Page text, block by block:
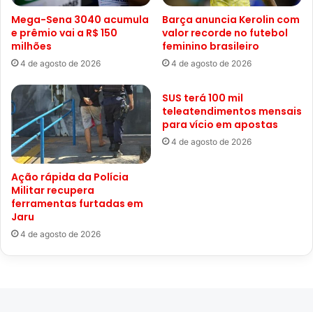
Mega-Sena 3040 acumula
e prêmio vai a R$ 150
milhões
4 de agosto de 2026
Barça anuncia Kerolin com
valor recorde no futebol
feminino brasileiro
4 de agosto de 2026
Ação rápida da Polícia
Militar recupera
ferramentas furtadas em
Jaru
4 de agosto de 2026
SUS terá 100 mil
teleatendimentos mensais
para vício em apostas
4 de agosto de 2026